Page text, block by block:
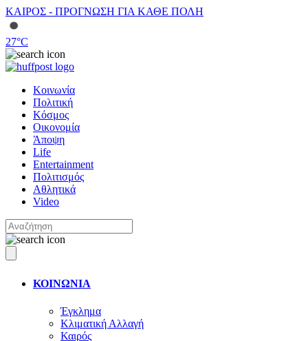
ΚΑΙΡΟΣ - ΠΡΟΓΝΩΣΗ ΓΙΑ ΚΑΘΕ ΠΟΛΗ
27°C
Κοινωνία
Πολιτική
Κόσμος
Οικονομία
Άποψη
Life
Entertainment
Πολιτισμός
Αθλητικά
Video
ΚΟΙΝΩΝΙΑ
Έγκλημα
Κλιματική Αλλαγή
Καιρός